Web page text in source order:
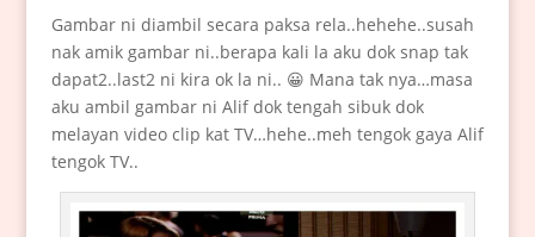
Gambar ni diambil secara paksa rela..hehehe..susah
nak amik gambar ni..berapa kali la aku dok snap tak
dapat2..last2 ni kira ok la ni.. 😀 Mana tak nya…masa
aku ambil gambar ni Alif dok tengah sibuk dok
melayan video clip kat TV…hehe..meh tengok gaya Alif
tengok TV..